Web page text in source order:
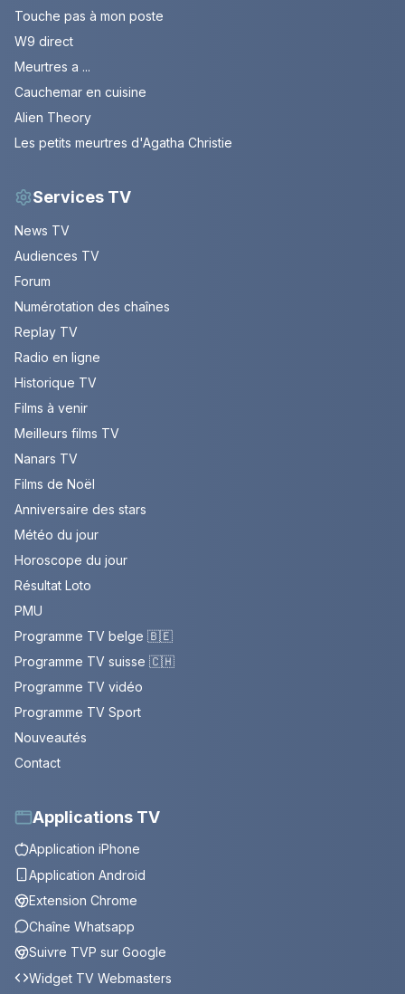
Touche pas à mon poste
W9 direct
Meurtres a ...
Cauchemar en cuisine
Alien Theory
Les petits meurtres d'Agatha Christie
Services TV
News TV
Audiences TV
Forum
Numérotation des chaînes
Replay TV
Radio en ligne
Historique TV
Films à venir
Meilleurs films TV
Nanars TV
Films de Noël
Anniversaire des stars
Météo du jour
Horoscope du jour
Résultat Loto
PMU
Programme TV belge 🇧🇪
Programme TV suisse 🇨🇭
Programme TV vidéo
Programme TV Sport
Nouveautés
Contact
Applications TV
Application iPhone
Application Android
Extension Chrome
Chaîne Whatsapp
Suivre TVP sur Google
Widget TV Webmasters